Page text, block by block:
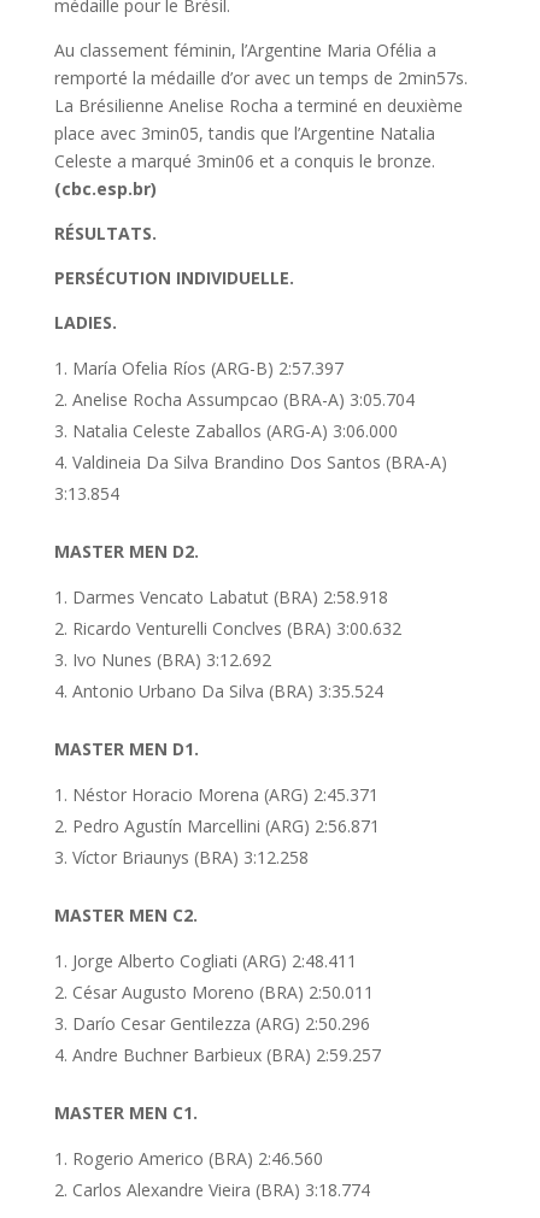
médaille pour le Brésil.
Au classement féminin, l’Argentine Maria Ofélia a
remporté la médaille d’or avec un temps de 2min57s.
La Brésilienne Anelise Rocha a terminé en deuxième
place avec 3min05, tandis que l’Argentine Natalia
Celeste a marqué 3min06 et a conquis le bronze.
(cbc.esp.br)
RÉSULTATS.
PERSÉCUTION INDIVIDUELLE.
LADIES.
María Ofelia Ríos (ARG-B) 2:57.397
Anelise Rocha Assumpcao (BRA-A) 3:05.704
Natalia Celeste Zaballos (ARG-A) 3:06.000
Valdineia Da Silva Brandino Dos Santos (BRA-A)
3:13.854
MASTER MEN D2.
Darmes Vencato Labatut (BRA) 2:58.918
Ricardo Venturelli Conclves (BRA) 3:00.632
Ivo Nunes (BRA) 3:12.692
Antonio Urbano Da Silva (BRA) 3:35.524
MASTER MEN D1.
Néstor Horacio Morena (ARG) 2:45.371
Pedro Agustín Marcellini (ARG) 2:56.871
Víctor Briaunys (BRA) 3:12.258
MASTER MEN C2.
Jorge Alberto Cogliati (ARG) 2:48.411
César Augusto Moreno (BRA) 2:50.011
Darío Cesar Gentilezza (ARG) 2:50.296
Andre Buchner Barbieux (BRA) 2:59.257
MASTER MEN C1.
Rogerio Americo (BRA) 2:46.560
Carlos Alexandre Vieira (BRA) 3:18.774